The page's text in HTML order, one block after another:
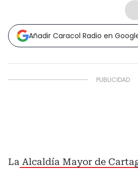
Añadir Caracol Radio en
La Alcaldía Mayor de